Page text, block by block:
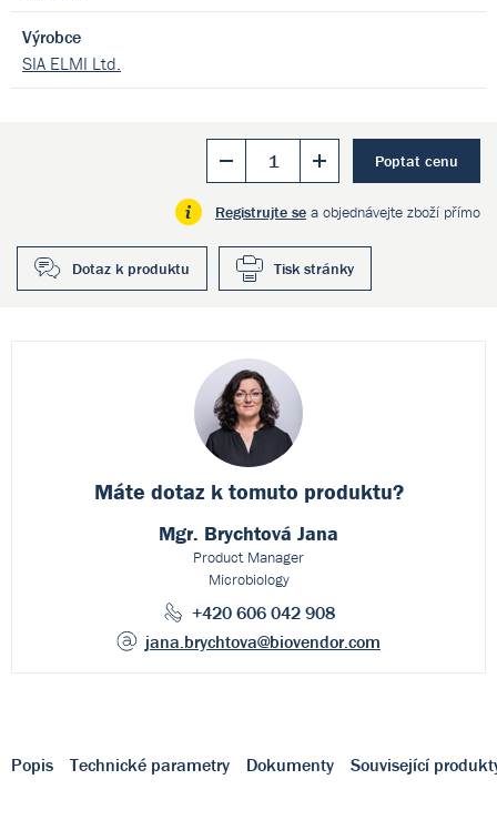
Výrobce
SIA ELMI Ltd.
Poptat cenu
Registrujte se a objednávejte zboží přímo
Dotaz k produktu Tisk stránky
Máte dotaz k tomuto produktu?
Mgr. Brychtová Jana
Product Manager
Microbiology
+420 606 042 908
jana.brychtova@biovendor.com
Popis Technické parametry Dokumenty Související